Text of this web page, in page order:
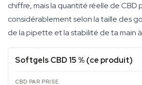
chiffre, mais la quantité réelle de CBD
considérablement selon la taille des
de la pipette et la stabilité de ta main
Softgels CBD 15 % (ce produit)